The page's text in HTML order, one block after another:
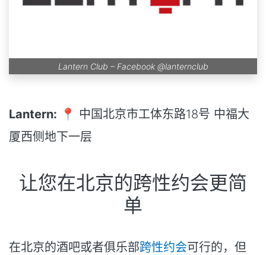
Lantern Club – Facebook @lanternclub
Lantern: 📍 中国北京市工体东路18号 中福大
厦西侧地下一层
让您在北京的跨性约会更简
单
在北京的酒吧或者俱乐部跨性约会可行的，但